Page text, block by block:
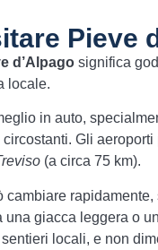
Pieve
d’Alpagosignifica
locale.
in auto,
Gli
(a circa 75 km).
cambiare rapidamente,
giacca leggera o
locali, e non